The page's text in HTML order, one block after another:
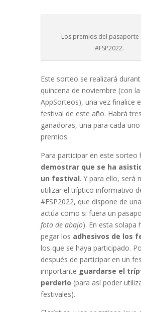
Los premios del pasaporte
#FSP2022.
Este sorteo se realizará
quincena de noviembre (con
AppSorteos), una vez finalice
festival de este año. Habrá
ganadoras, una para cada
premios.
Para participar en este sorteo
demostrar que se ha
un festival. Y para ello, será
utilizar el tríptico informativo
#FSP2022, que dispone de
actúa como si fuera un
foto de abajo). En esta solapa
pegar los adhesivos de los
los que se haya participado.
después de participar en un
importante guardarse el
perderlo (para así poder
festivales).